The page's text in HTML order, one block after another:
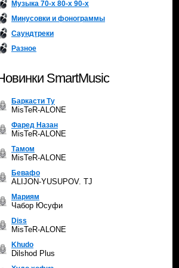
Музыка 70-х 80-х 90-х
Минусовки и фонограммы
Саундтреки
Разное
SmartMusic
Баркасти Ту
MisTeR-ALONE
Фаред Назан
MisTeR-ALONE
Тамом
MisTeR-ALONE
Бевафо
ALIJON-YUSUPOV. TJ
Мариям
Чабор Юсуфи
Diss
MisTeR-ALONE
Khudo
Dilshod Plus